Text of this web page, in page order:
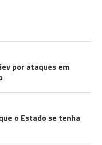
por ataques em
o Estado se tenha